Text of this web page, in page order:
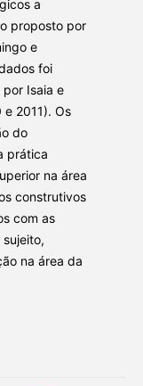
a
proposto por
e
foi
Isaia e
2011). Os
do
prática
na área
construtivos
com as
na área da